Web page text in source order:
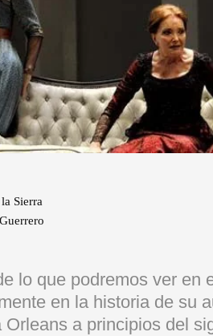
Sierra
lo que podremos ver en
en la historia de su
Orleans a principios del